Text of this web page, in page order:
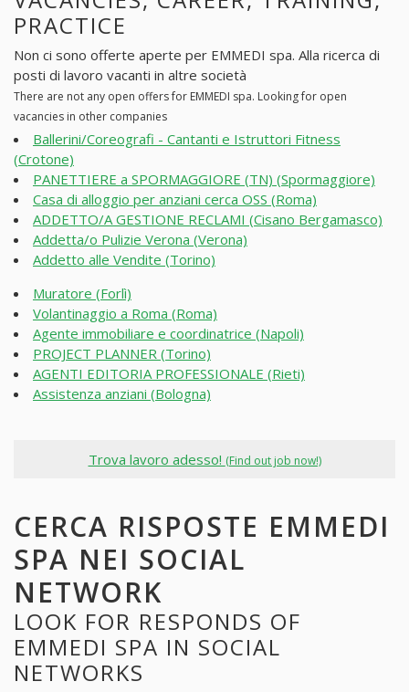
PRACTICE
Non ci sono offerte aperte per EMMEDI spa. Alla ricerca di
posti di lavoro vacanti in altre società
There are not any open offers for EMMEDI spa. Looking for open
vacancies in other companies
Ballerini/Coreografi - Cantanti e Istruttori Fitness
(Crotone)
PANETTIERE a SPORMAGGIORE (TN) (Spormaggiore)
Casa di alloggio per anziani cerca OSS (Roma)
ADDETTO/A GESTIONE RECLAMI (Cisano Bergamasco)
Addetta/o Pulizie Verona (Verona)
Addetto alle Vendite (Torino)
Muratore (Forlì)
Volantinaggio a Roma (Roma)
Agente immobiliare e coordinatrice (Napoli)
PROJECT PLANNER (Torino)
AGENTI EDITORIA PROFESSIONALE (Rieti)
Assistenza anziani (Bologna)
Trova lavoro adesso! (Find out job now!)
CERCA RISPOSTE EMMEDI
SPA NEI SOCIAL
NETWORK
LOOK FOR RESPONDS OF
EMMEDI SPA IN SOCIAL
NETWORKS